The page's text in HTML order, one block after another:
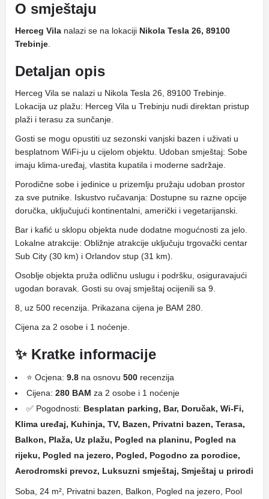
O smještaju
Herceg Vila nalazi se na lokaciji Nikola Tesla 26, 89100
Trebinje
Detaljan opis
Herceg Vila se nalazi u Nikola Tesla 26, 89100 Trebinje.
Lokacija uz plažu: Herceg Vila u Trebinju nudi direktan pristup
plaži i terasu za sunčanje.
Gosti se mogu opustiti uz sezonski vanjski bazen i uživati ​​u
besplatnom WiFi-ju u cijelom objektu. Udoban smještaj: Sobe
imaju klima-uređaj, vlastita kupatila i moderne sadržaje.
Porodične sobe i jedinice u prizemlju pružaju udoban prostor
za sve putnike. Iskustvo ručavanja: Dostupne su razne opcije
doručka, uključujući kontinentalni, američki i vegetarijanski.
Bar i kafić u sklopu objekta nude dodatne mogućnosti za jelo.
Lokalne atrakcije: Obližnje atrakcije uključuju trgovački centar
Sub City (30 km) i Orlandov stup (31 km).
Osoblje objekta pruža odličnu uslugu i podršku, osiguravajući
ugodan boravak. Gosti su ovaj smještaj ocijenili sa 9.
8, uz 500 recenzija. Prikazana cijena je BAM 280.
Cijena za 2 osobe i 1 noćenje.
✨ Kratke informacije
⭐ Ocjena: 9.8 na osnovu 500 recenzija
Cijena: 280 BAM za 2 osobe i 1 noćenje
✅ Pogodnosti: Besplatan parking, Bar, Doručak, Wi-Fi,
Klima uređaj, Kuhinja, TV, Bazen, Privatni bazen, Terasa,
Balkon, Plaža, Uz plažu, Pogled na planinu, Pogled na
rijeku, Pogled na jezero, Pogled, Pogodno za porodice,
Aerodromski prevoz, Luksuzni smještaj, Smještaj u prirodi
Soba, 24 m², Privatni bazen, Balkon, Pogled na jezero, Pool